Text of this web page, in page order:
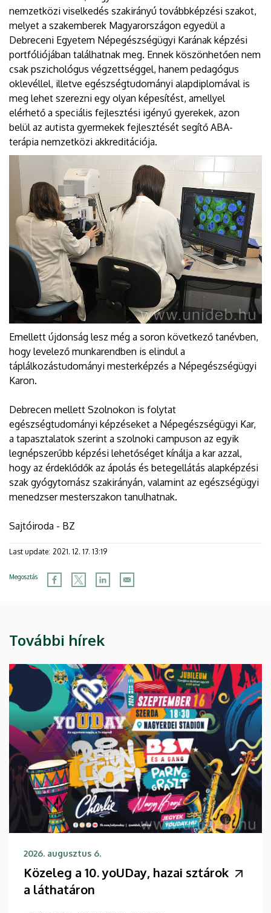
nemzetközi viselkedés szakirányú továbbképzési szakot,
melyet a szakemberek Magyarországon egyedül a
Debreceni Egyetem Népegészségügyi Karának képzési
portfóliójában találhatnak meg. Ennek köszönhetően nem
csak pszichológus végzettséggel, hanem pedagógus
oklevéllel, illetve egészségtudományi alapdiplomával is
meg lehet szerezni egy olyan képesítést, amellyel
elérhető a speciális fejlesztési igényű gyerekek, azon
belül az autista gyermekek fejlesztését segítő ABA-
terápia nemzetközi akkreditációja.
Emellett újdonság lesz még a soron következő tanévben,
hogy levelező munkarendben is elindul a
táplálkozástudományi mesterképzés a Népegészségügyi
Karon.
Debrecen mellett Szolnokon is folytat
egészségtudományi képzéseket a Népegészségügyi Kar,
a tapasztalatok szerint a szolnoki campuson az egyik
legnépszerűbb képzési lehetőséget kínálja a kar azzal,
hogy az érdeklődők az ápolás és betegellátás alapképzési
szak gyógytornász szakirányán, valamint az egészségügyi
menedzser mesterszakon tanulhatnak.
Sajtóiroda - BZ
Last update: 2021. 12. 17. 13:19
Megosztás
További hírek
2026. augusztus 6.
Közeleg a 10. yoUDay, hazai sztárok
a láthatáron